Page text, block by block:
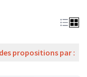
propositions par :